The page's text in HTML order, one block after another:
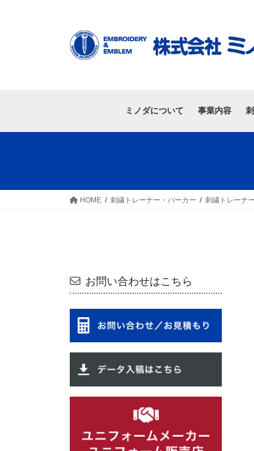
ミノダについて 事業内容
HOME 刺繍トレーナー・パーカー 刺繍トレーナ
お問い合わせはこちら